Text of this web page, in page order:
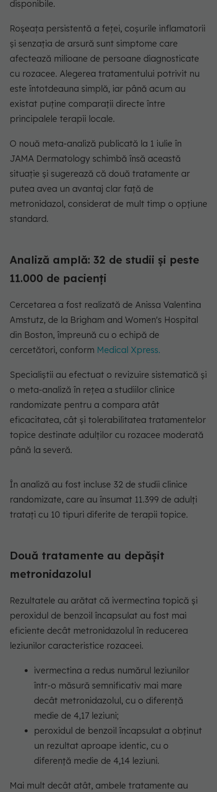
disponibile.
Roșeața persistentă a feței, coșurile inflamatorii
și senzația de arsură sunt simptome care
afectează milioane de persoane diagnosticate
cu rozacee. Alegerea tratamentului potrivit nu
este întotdeauna simplă, iar până acum au
existat puține comparații directe între
principalele terapii locale.
O nouă meta-analiză publicată la 1 iulie în
JAMA Dermatology schimbă însă această
situație și sugerează că două tratamente ar
putea avea un avantaj clar față de
metronidazol, considerat de mult timp o opțiune
standard.
Analiză amplă: 32 de studii și peste
11.000 de pacienți
Cercetarea a fost realizată de Anissa Valentina
Amstutz, de la Brigham and Women's Hospital
din Boston, împreună cu o echipă de
cercetători, conform Medical Xpress.
Specialiștii au efectuat o revizuire sistematică și
o meta-analiză în rețea a studiilor clinice
randomizate pentru a compara atât
eficacitatea, cât și tolerabilitatea tratamentelor
topice destinate adulților cu rozacee moderată
până la severă.
În analiză au fost incluse 32 de studii clinice
randomizate, care au însumat 11.399 de adulți
tratați cu 10 tipuri diferite de terapii topice.
Două tratamente au depășit
metronidazolul
Rezultatele au arătat că ivermectina topică și
peroxidul de benzoil încapsulat au fost mai
eficiente decât metronidazolul în reducerea
leziunilor caracteristice rozaceei.
ivermectina a redus numărul leziunilor
într-o măsură semnificativ mai mare
decât metronidazolul, cu o diferență
medie de 4,17 leziuni;
peroxidul de benzoil încapsulat a obținut
un rezultat aproape identic, cu o
diferență medie de 4,14 leziuni.
Mai mult decât atât, ambele tratamente au